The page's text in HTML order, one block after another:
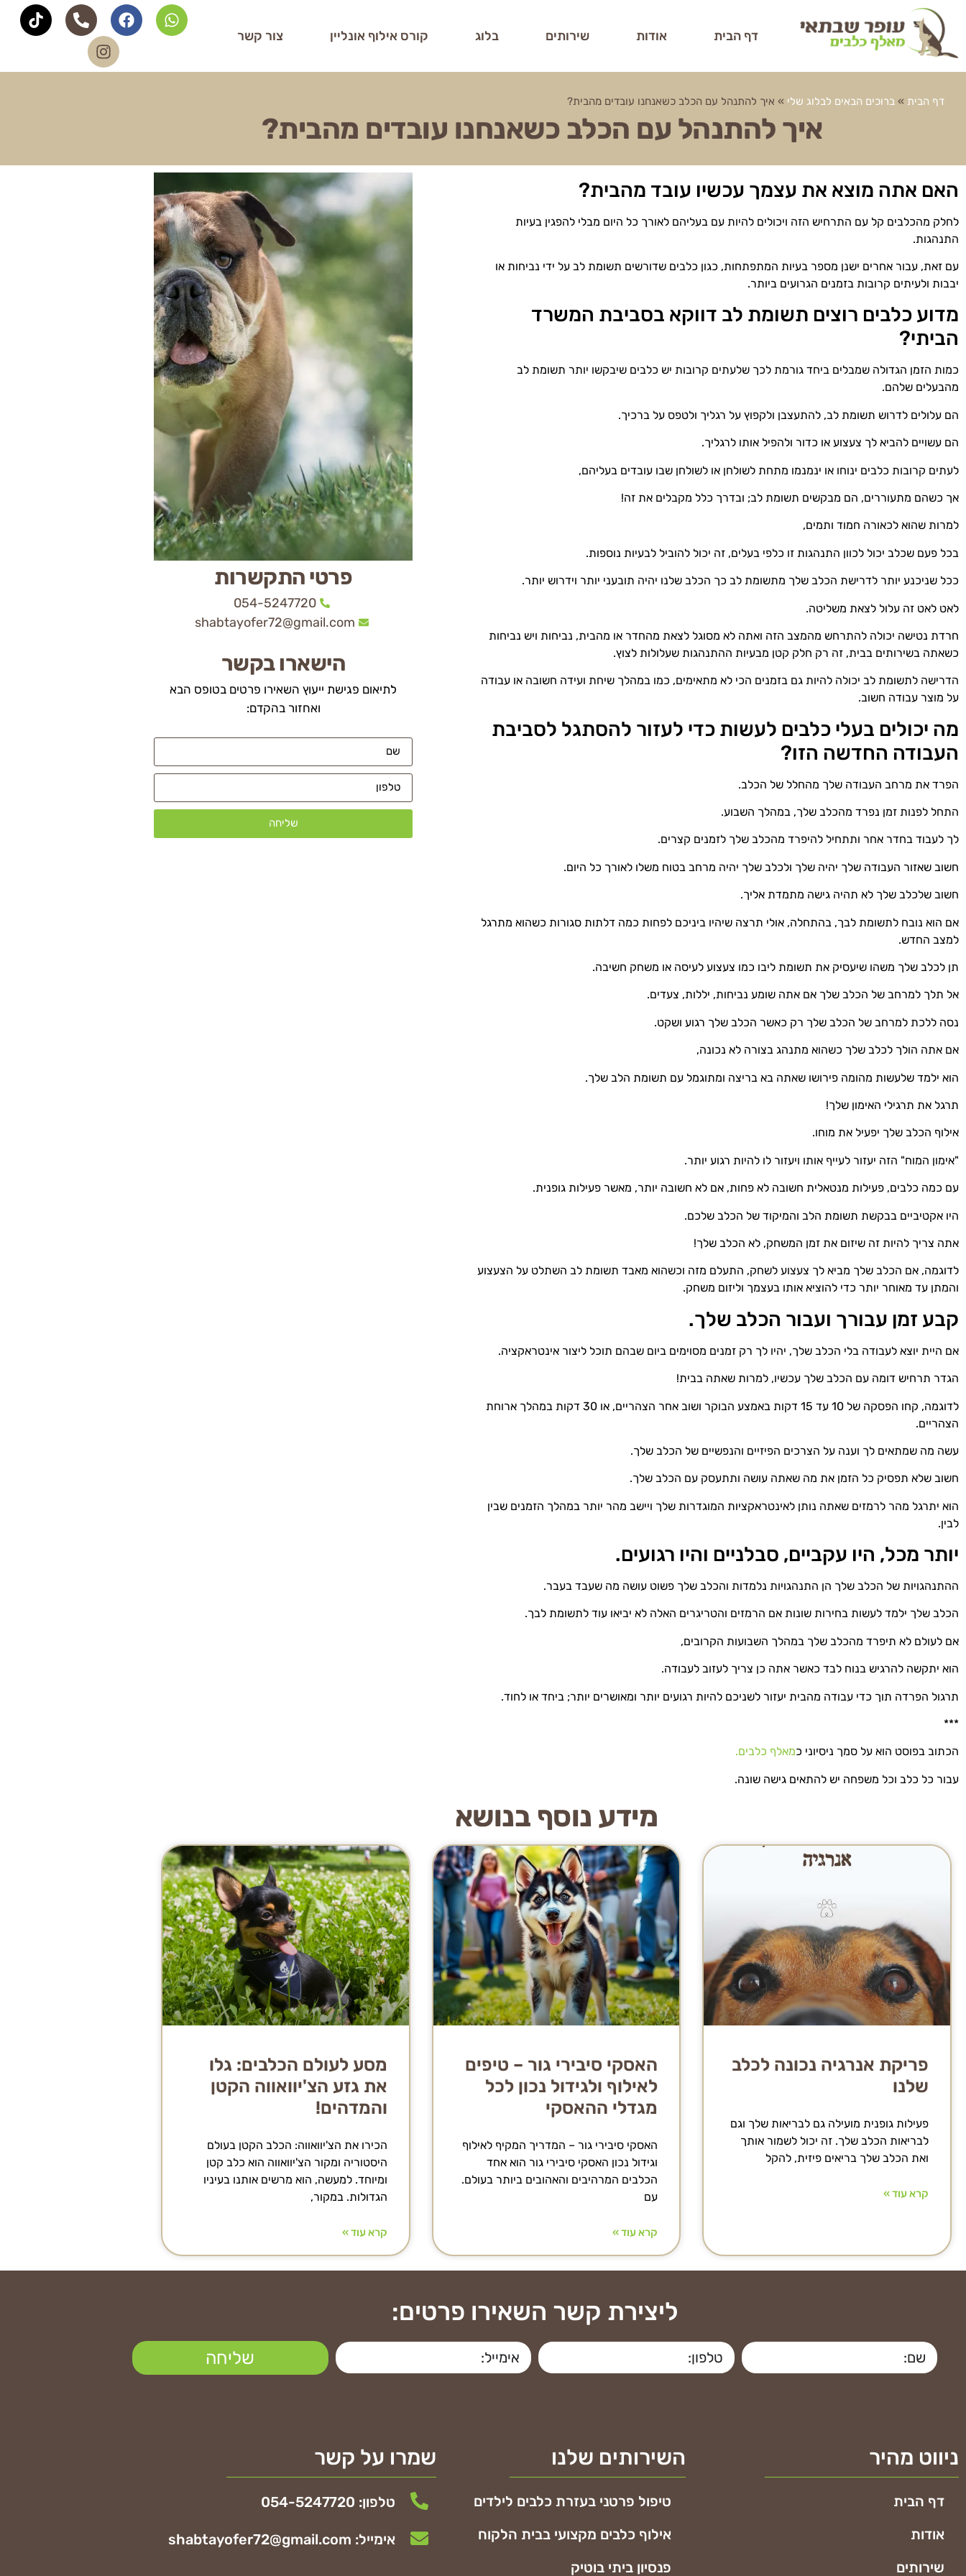
דף הבית אודות שירותים בלוג קורס אילוף אונליין צור קשר
דף הבית » ברוכים הבאים לבלוג שלי » איך להתנהל עם הכלב כשאנחנו עובדים מהבית?
איך להתנהל עם הכלב כשאנחנו עובדים מהבית?
האם אתה מוצא את עצמך עכשיו עובד מהבית?
לחלק מהכלבים קל עם התרחיש הזה ויכולים להיות עם בעליהם לאורך כל היום מבלי להפגין בעיות
התנהגות.
עם זאת, עבור אחרים ישנן מספר בעיות המתפתחות, כגון כלבים שדורשים תשומת לב על ידי נביחות או
יבבות ולעיתים קרובות בזמנים הגרועים ביותר.
מדוע כלבים רוצים תשומת לב דווקא בסביבת המשרד
הביתי?
כמות הזמן הגדולה שמבלים ביחד גורמת לכך שלעתים קרובות יש כלבים שיבקשו יותר תשומת לב
מהבעלים שלהם.
הם עלולים לדרוש תשומת לב, להתעצבן ולקפוץ על רגליך ולטפס על ברכיך.
הם עשויים להביא לך צעצוע או כדור ולהפיל אותו לרגליך.
לעתים קרובות כלבים ינוחו או ינמנמו מתחת לשולחן או לשולחן שבו עובדים בעליהם,
אך כשהם מתעוררים, הם מבקשים תשומת לב; ובדרך כלל מקבלים את זה!
למרות שהוא לכאורה חמוד ותמים,
בכל פעם שכלב יכול לכוון התנהגות זו כלפי בעלים, זה יכול להוביל לבעיות נוספות.
ככל שניכנע יותר לדרישת הכלב שלך מתשומת לב כך הכלב שלנו יהיה תובעני יותר וידרוש יותר.
לאט לאט זה עלול לצאת משליטה.
חרדת נטישה יכולה להתרחש מהמצב הזה ואתה לא מסוגל לצאת מהחדר או מהבית, נביחות ויש נביחות
כשאתה בשירותים בבית, זה רק חלק קטן מבעיות ההתנהגות שעלולות לצוץ.
הדרישה לתשומת לב יכולה להיות גם בזמנים הכי לא מתאימים, כמו במהלך שיחת ועידה חשובה או עבודה
על מוצר עבודה חשוב.
מה יכולים בעלי כלבים לעשות כדי לעזור להסתגל לסביבת
העבודה החדשה הזו?
הפרד את מרחב העבודה שלך מהחלל של הכלב.
התחל לפנות זמן נפרד מהכלב שלך, במהלך השבוע.
לך לעבוד בחדר אחר ותתחיל להיפרד מהכלב שלך לזמנים קצרים.
חשוב שאזור העבודה שלך יהיה שלך ולכלב שלך יהיה מרחב בטוח משלו לאורך כל היום.
חשוב שלכלב שלך לא תהיה גישה מתמדת אליך.
אם הוא נובח לתשומת לבך, בהתחלה, אולי תרצה שיהיו ביניכם לפחות כמה דלתות סגורות כשהוא מתרגל
למצב החדש.
תן לכלב שלך משהו שיעסיק את תשומת ליבו כמו צעצוע לעיסה או משחק חשיבה.
אל תלך למרחב של הכלב שלך אם אתה שומע נביחות, יללות, צעדים.
נסה ללכת למרחב של הכלב שלך רק כאשר הכלב שלך רגוע ושקט.
אם אתה הולך לכלב שלך כשהוא מתנהג בצורה לא נכונה,
הוא ילמד שלעשות מהומה פירושו שאתה בא בריצה ומתוגמל עם תשומת הלב שלך.
תרגל את תרגילי האימון שלך!
אילוף הכלב שלך יפעיל את מוחו.
"אימון המוח" הזה יעזור לעייף אותו ויעזור לו להיות רגוע יותר.
עם כמה כלבים, פעילות מנטאלית חשובה לא פחות, אם לא חשובה יותר, מאשר פעילות גופנית.
היו אקטיביים בבקשת תשומת הלב והמיקוד של הכלב שלכם.
אתה צריך להיות זה שיזום את זמן המשחק, לא הכלב שלך!
לדוגמה, אם הכלב שלך מביא לך צעצוע לשחק, התעלם מזה וכשהוא מאבד תשומת לב השתלט על הצעצוע
והמתן עד מאוחר יותר כדי להוציא אותו בעצמך וליזום משחק.
קבע זמן עבורך ועבור הכלב שלך.
אם היית יוצא לעבודה בלי הכלב שלך, יהיו לך רק זמנים מסוימים ביום שבהם תוכל ליצור אינטראקציה.
הגדר תרחיש דומה עם הכלב שלך עכשיו, למרות שאתה בבית!
לדוגמה, קחו הפסקה של 10 עד 15 דקות באמצע הבוקר ושוב אחר הצהריים, או 30 דקות במהלך ארוחת
הצהריים.
עשה מה שמתאים לך וענה על הצרכים הפיזיים והנפשיים של הכלב שלך.
חשוב שלא תפסיק כל הזמן את מה שאתה עושה ותתעסק עם הכלב שלך.
הוא יתרגל מהר לרמזים שאתה נותן לאינטראקציות המוגדרות שלך ויישב מהר יותר במהלך הזמנים שבין
לבין.
יותר מכל, היו עקביים, סבלניים והיו רגועים.
ההתנהגויות של הכלב שלך הן התנהגויות נלמדות והכלב שלך פשוט עושה מה שעבד בעבר.
הכלב שלך ילמד לעשות בחירות שונות אם הרמזים והטריגרים האלה לא יביאו עוד לתשומת לבך.
אם לעולם לא תיפרד מהכלב שלך במהלך השבועות הקרובים,
הוא יתקשה להרגיש בנוח לבד כאשר אתה כן צריך לעזוב לעבודה.
תרגול הפרדה תוך כדי עבודה מהבית יעזור לשניכם להיות רגועים יותר ומאושרים יותר; ביחד או לחוד.
***
הכתוב בפוסט הוא על סמך ניסיוני כמאלף כלבים.
עבור כל כלב וכל משפחה יש להתאים גישה שונה.
פרטי התקשרות
054-5247720
shabtayofer72@gmail.com
הישארו בקשר
לתיאום פגישת ייעוץ השאירו פרטים בטופס הבא
ואחזור בהקדם:
שליחה
מידע נוסף בנושא
פריקת אנרגיה נכונה לכלב
שלנו
פעילות גופנית מועילה גם לבריאות שלך וגם
לבריאות הכלב שלך. זה יכול לשמור אותך
ואת הכלב שלך בריאים פיזית, להקל
קרא עוד »
האסקי סיבירי גור – טיפים
לאילוף ולגידול נכון לכל
מגדלי ההאסקי
האסקי סיבירי גור – המדריך המקיף לאילוף
וגידול נכון האסקי סיבירי גור הוא אחד
הכלבים המרהיבים והאהובים ביותר בעולם.
עם
קרא עוד »
מסע לעולם הכלבים: גלו
את גזע הצ'יוואווה הקטן
והמדהים!
הכירו את הצ'יוואווה: הכלב הקטן בעולם
היסטוריה ומקור הצ'יוואווה הוא כלב קטן
ומיוחד. למעשה, הוא מרשים אותנו בעיניו
הגדולות. במקור,
קרא עוד »
ליצירת קשר השאירו פרטים:
שליחה
ניווט מהיר
דף הבית
אודות
שירותים
השירותים שלנו
טיפול פרטני בעזרת כלבים לילדים
אילוף כלבים מקצועי בבית הלקוח
פנסיון ביתי בוטיק
שמרו על קשר
טלפון: 054-5247720
אימייל: shabtayofer72@gmail.com